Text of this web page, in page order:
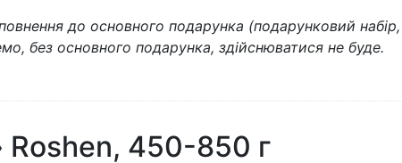
до основного подарунка (подарунковий
без основного подарунка, здійснюватися не буде.
Roshen, 450-850 г